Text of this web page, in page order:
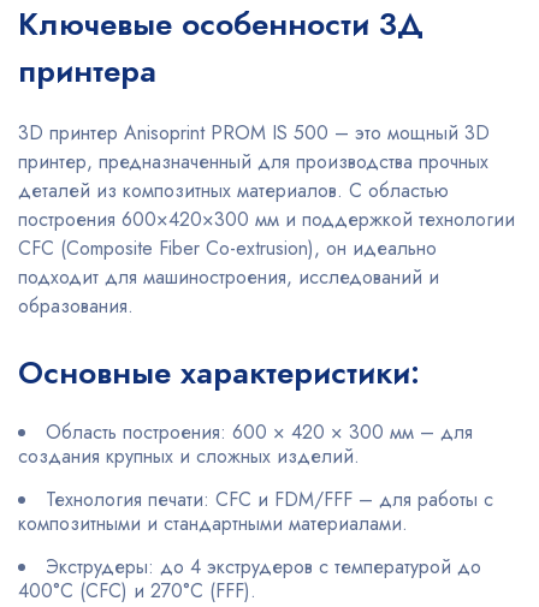
Ключевые особенности 3Д
принтера
3D принтер Anisoprint PROM IS 500 – это мощный 3D
принтер, предназначенный для производства прочных
деталей из композитных материалов. С областью
построения 600×420×300 мм и поддержкой технологии
CFC (Composite Fiber Co-extrusion), он идеально
подходит для машиностроения, исследований и
образования.
Основные характеристики:
Область построения: 600 × 420 × 300 мм – для
создания крупных и сложных изделий.
Технология печати: CFC и FDM/FFF – для работы с
композитными и стандартными материалами.
Экструдеры: до 4 экструдеров с температурой до
400°C (CFC) и 270°C (FFF).